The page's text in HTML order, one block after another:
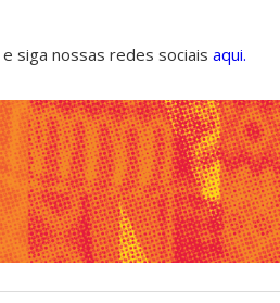
e siga nossas redes sociais aqui.